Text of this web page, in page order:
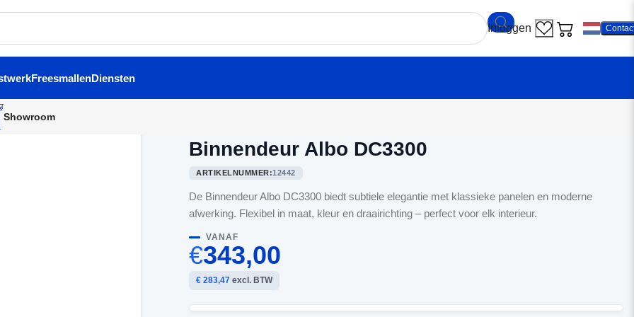
FreesmallenDiensten
Showroom
Binnendeur Albo DC3300
ARTIKELNUMMER:12442
De Binnendeur Albo DC3300 biedt subtiele elegantie met klassieke panelen en moderne
afwerking. Flexibel in maat, kleur en draairichting – perfect voor elk interieur.
VANAF
€343,00
€ 283,47 excl. BTW